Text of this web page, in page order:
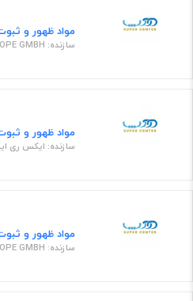
مواد ظهور و
سازنده: TETENAL EUROPE GMBH
مواد ظهور و
سازنده: ایکس ری
مواد ظهور و
سازنده: TETENAL EUROPE GMBH